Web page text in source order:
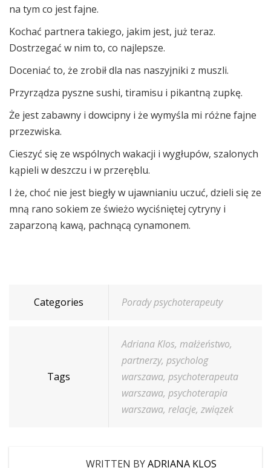
na tym co jest fajne.
Kochać partnera takiego, jakim jest, już teraz.
Dostrzegać w nim to, co najlepsze.
Doceniać to, że zrobił dla nas naszyjniki z muszli.
Przyrządza pyszne sushi, tiramisu i pikantną zupkę.
Że jest zabawny i dowcipny i że wymyśla mi różne fajne
przezwiska.
Cieszyć się ze wspólnych wakacji i wygłupów, szalonych
kąpieli w deszczu i w przeręblu.
I że, choć nie jest biegły w ujawnianiu uczuć, dzieli się ze
mną rano sokiem ze świeżo wyciśniętej cytryny i
zaparzoną kawą, pachnącą cynamonem.
Categories Porady psychoterapeuty
Tags
Adriana Klos, małżeństwo,
partnerzy, psycholog
warszawa, psychoterapeuta
warszawa, psychoterapia
warszawa, relacje, związek
WRITTEN BYADRIANA KLOS